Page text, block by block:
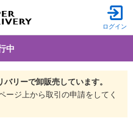
ログイン
中
バリーで卸販売しています。
ージ上から取引の申請をしてく